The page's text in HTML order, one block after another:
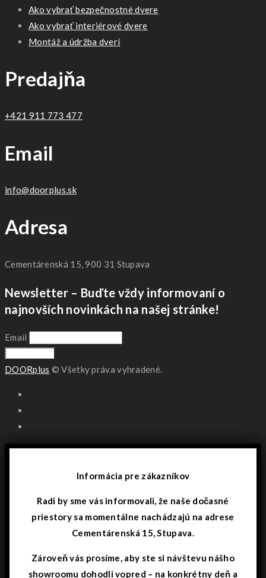
Ako vybrať bezpečnostné dvere
Ako vybrať interiérové dvere
Montáž a údržba dverí
Predajňa
+421 911 773 477
Email
info@doorplus.sk
Adresa
Cementárenská 15, 900 31 Stupava
Newsletter – Buďte vždy informovaní o
najnovších novinkách na našej stránke!
Email
DOORplus © Všetky práva vyhradené.
Informácia pre zákazníkov
Radi by sme vás informovali, že naše dočasné
priestory sa momentálne nachádzajú na adrese
Cementárenská 15, Stupava.
Zároveň vás prosíme, aby ste si návštevu nášho
showroomu dohodli vopred – na konkrétny deň a